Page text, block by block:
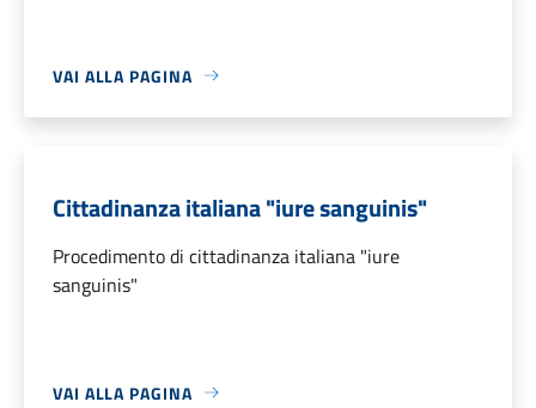
VAI ALLA PAGINA
Cittadinanza italiana "iure sanguinis"
Procedimento di cittadinanza italiana "iure
sanguinis"
VAI ALLA PAGINA